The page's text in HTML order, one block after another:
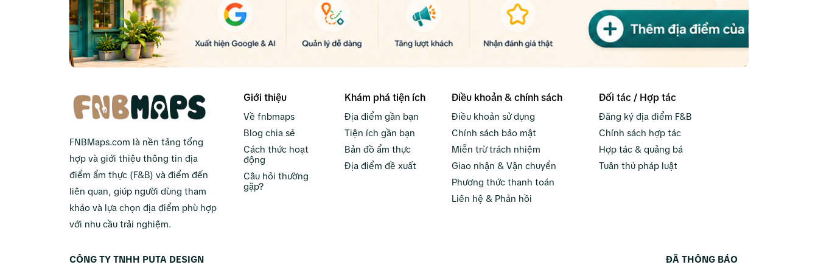
FNBMaps.com là nền tảng tổng
hợp và giới thiệu thông tin địa
điểm ẩm thực (F&B) và điểm đến
liên quan, giúp người dùng tham
khảo và lựa chọn địa điểm phù hợp
với nhu cầu trải nghiệm.
Giới thiệu
Về fnbmaps
Blog chia sẻ
Cách thức hoạt
động
Câu hỏi thường
gặp?
Khám phá tiện ích
Địa điểm gần bạn
Tiện ích gần bạn
Bản đồ ẩm thực
Địa điểm đề xuất
Điều khoản & chính sách
Điều khoản sử dụng
Chính sách bảo mật
Miễn trừ trách nhiệm
Giao nhận & Vận chuyển
Phương thức thanh toán
Liên hệ & Phản hồi
Đối tác / Hợp tác
Đăng ký địa điểm F&B
Chính sách hợp tác
Hợp tác & quảng bá
Tuân thủ pháp luật
CÔNG TY TNHH PUTA DESIGN ĐÃ THÔNG BÁO